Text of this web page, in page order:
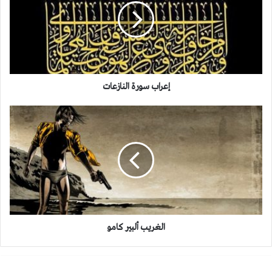
إعراب سورة النازعات
الغريب
ألبير
كامو
الغريب ألبير كامو